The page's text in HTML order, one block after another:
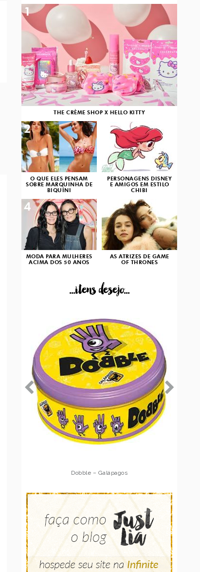
THE CRÈME SHOP X HELLO KITTY
1
O QUE ELES PENSAM
SOBRE MARQUINHA DE
BIQUÍNI
2
PERSONAGENS DISNEY
E AMIGOS EM ESTILO
CHIBI
3
MODA PARA MULHERES
ACIMA DOS 50 ANOS
4
AS ATRIZES DE GAME
OF THRONES
...itens desejo...
Dobble – Galápagos